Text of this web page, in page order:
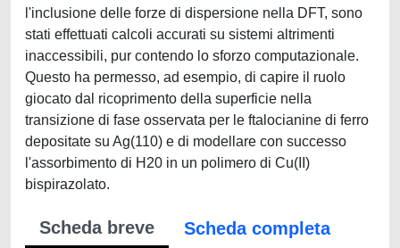
l'inclusione delle forze di dispersione nella DFT, sono
stati effettuati calcoli accurati su sistemi altrimenti
inaccessibili, pur contendo lo sforzo computazionale.
Questo ha permesso, ad esempio, di capire il ruolo
giocato dal ricoprimento della superficie nella
transizione di fase osservata per le ftalocianine di ferro
depositate su Ag(110) e di modellare con successo
l'assorbimento di H20 in un polimero di Cu(II)
bispirazolato.
Scheda breve
Scheda completa